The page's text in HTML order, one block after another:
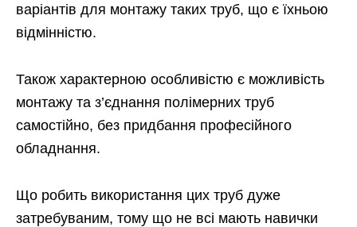
варіантів для монтажу таких труб, що є їхньою
відмінністю.
Також характерною особливістю є можливість
монтажу та з’єднання полімерних труб
самостійно, без придбання професійного
обладнання.
Що робить використання цих труб дуже
затребуваним, тому що не всі мають навички